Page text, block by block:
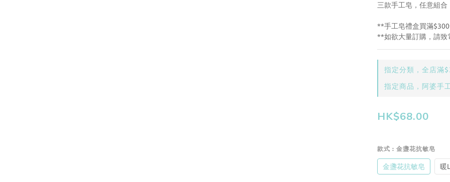
三款手工皂，任意組
**手工皂禮盒買滿
**如欲大量訂購，請致
指定分類，全店滿
指定商品，阿婆手
HK$68.00
款式 : 金盞花抗敏皂
金盞花抗敏皂 暖